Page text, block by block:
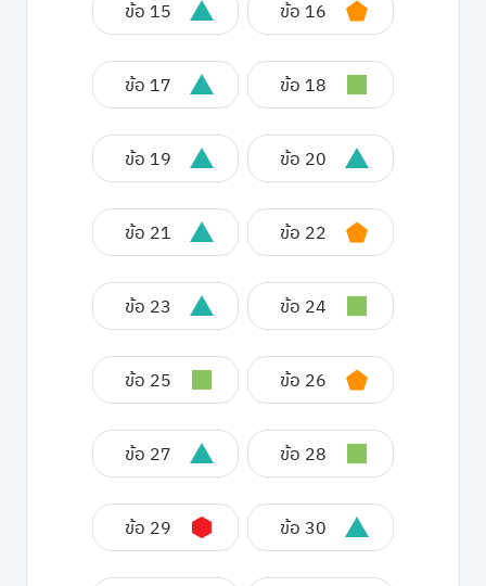
ข้อ 15 ข้อ 16
ข้อ 17 ข้อ 18
ข้อ 19 ข้อ 20
ข้อ 21 ข้อ 22
ข้อ 23 ข้อ 24
ข้อ 25 ข้อ 26
ข้อ 27 ข้อ 28
ข้อ 29 ข้อ 30